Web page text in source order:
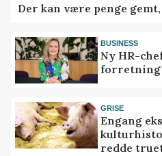
Der kan være penge
BUSINESS
Ny HR-
forretning
GRISE
Engang
redde